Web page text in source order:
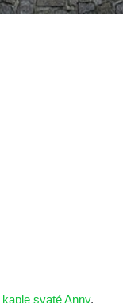
kaple svaté Anny.